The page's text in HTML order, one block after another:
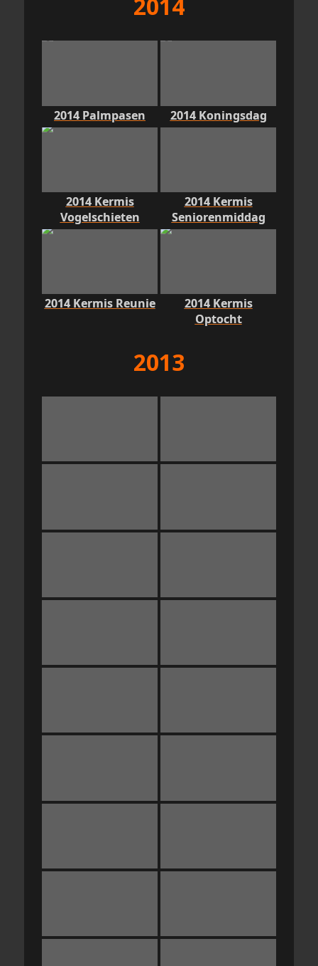
2014
2014 Palmpasen 2014 Koningsdag
2014 Kermis
Vogelschieten
2014 Kermis
Seniorenmiddag
2014 Kermis Reunie
2014 Kermis
Optocht
2013